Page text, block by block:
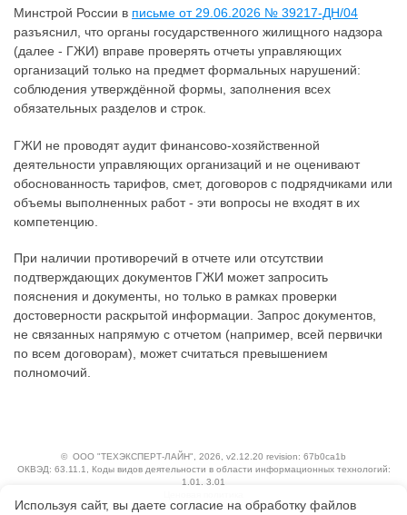
Минстрой России в письме от 29.06.2026 № 39217-ДН/04
разъяснил, что органы государственного жилищного надзора
(далее - ГЖИ) вправе проверять отчеты управляющих
организаций только на предмет формальных нарушений:
соблюдения утверждённой формы, заполнения всех
обязательных разделов и строк.
ГЖИ не проводят аудит финансово-хозяйственной
деятельности управляющих организаций и не оценивают
обоснованность тарифов, смет, договоров с подрядчиками или
объемы выполненных работ - эти вопросы не входят в их
компетенцию.
При наличии противоречий в отчете или отсутствии
подтверждающих документов ГЖИ может запросить
пояснения и документы, но только в рамках проверки
достоверности раскрытой информации. Запрос документов,
не связанных напрямую с отчетом (например, всей первички
по всем договорам), может считаться превышением
полномочий.
© ООО "ТЕХЭКСПЕРТ-ЛАЙН" , 2026, v2.12.20 revision: 67b0ca1b
ОКВЭД: 63.11.1, Коды видов деятельности в области информационных технологий:
1.01, 3.01
Технологии
Используя сайт, вы даете согласие на обработку файлов